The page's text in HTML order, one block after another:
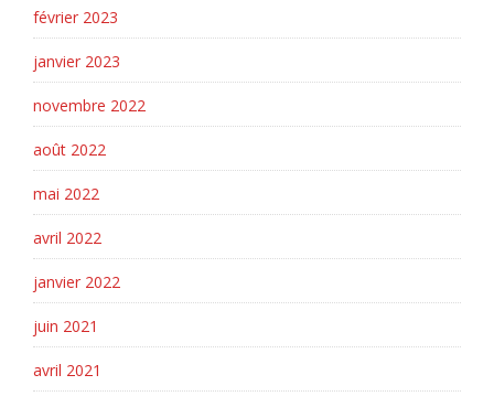
février 2023
janvier 2023
novembre 2022
août 2022
mai 2022
avril 2022
janvier 2022
juin 2021
avril 2021